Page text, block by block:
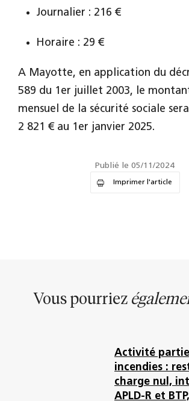
Journalier : 216 €
Horaire : 29 €
A Mayotte, en application du
589 du 1er juillet 2003, le
mensuel de la sécurité sociale
2 821 € au 1er janvier 2025.
Publié le 05/11/2024
Imprimer l'article
Vous pourriez
Activité
incendies :
charge nul,
APLD-R et